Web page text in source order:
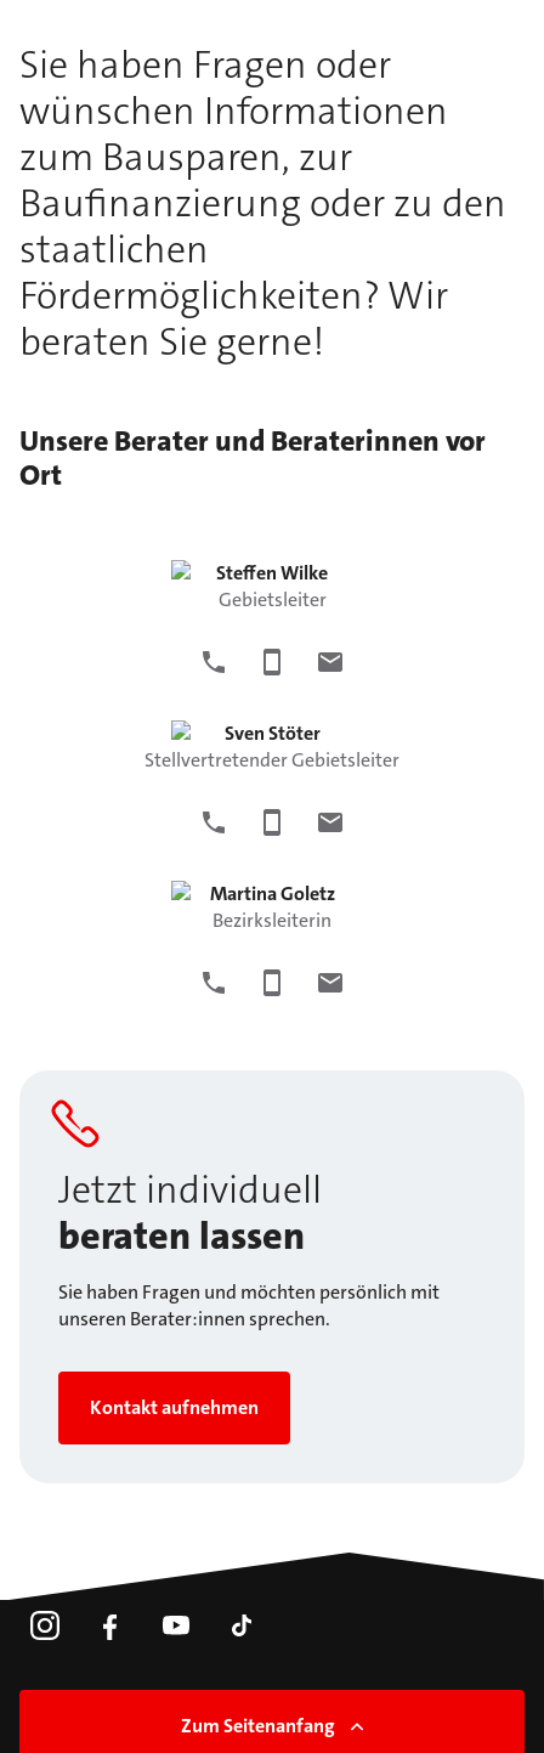
Sie haben Fragen oder
wünschen Informationen
zum Bausparen, zur
Baufinanzierung oder zu den
staatlichen
Fördermöglichkeiten? Wir
beraten Sie gerne!
Unsere Berater und Beraterinnen vor
Ort
SteffenWilke
Gebietsleiter
SvenStöter
Stellvertretender Gebietsleiter
MartinaGoletz
Bezirksleiterin
Jetzt individuell
beraten lassen
Sie haben Fragen und möchten persönlich mit
unseren Berater:innen sprechen.
Kontakt aufnehmen
Zum Seitenanfang